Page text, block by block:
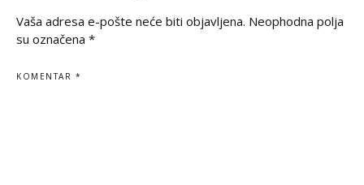
datum
Vaša adresa e-pošte neće biti objavljena. Neophodna polja
su označena *
KOMENTAR *